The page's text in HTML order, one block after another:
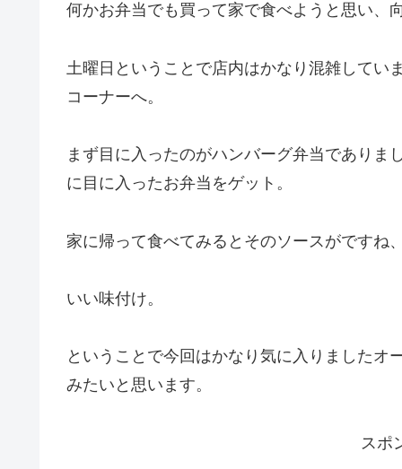
何かお弁当でも買って家で食べようと思い、
土曜日ということで店内はかなり混雑してい
コーナーへ。
まず目に入ったのがハンバーグ弁当でありま
に目に入ったお弁当をゲット。
家に帰って食べてみるとそのソースがですね
いい味付け。
ということで今回はかなり気に入りましたオ
みたいと思います。
スポ